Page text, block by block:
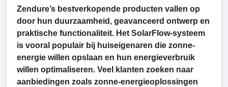
Zendure’s bestverkopende producten vallen op
door hun duurzaamheid, geavanceerd ontwerp en
praktische functionaliteit. Het SolarFlow-systeem
is vooral populair bij huiseigenaren die zonne-
energie willen opslaan en hun energieverbruik
willen optimaliseren. Veel klanten zoeken naar
aanbiedingen zoals zonne-energieoplossingen